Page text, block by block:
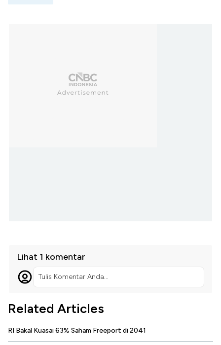
Lihat 1 komentar
Tulis Komentar Anda...
Related Articles
RI Bakal Kuasai 63% Saham Freeport di 2041